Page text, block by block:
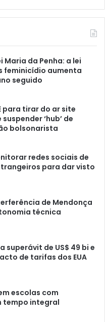
Maria da Penha: a lei
feminicídio aumenta
seguido
para tirar do ar site
‘hub’ de
bolsonarista
redes sociais de
para dar visto
de Mendonça
técnica
superávit de US$ 49 bi e
de tarifas dos EUA
escolas com
tempo integral